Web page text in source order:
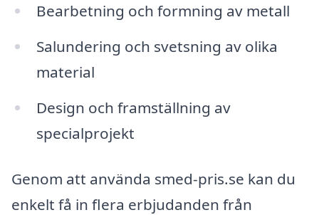
Bearbetning och formning av metall
Salundering och svetsning av olika
material
Design och framställning av
specialprojekt
Genom att använda smed-pris.se kan du
enkelt få in flera erbjudanden från